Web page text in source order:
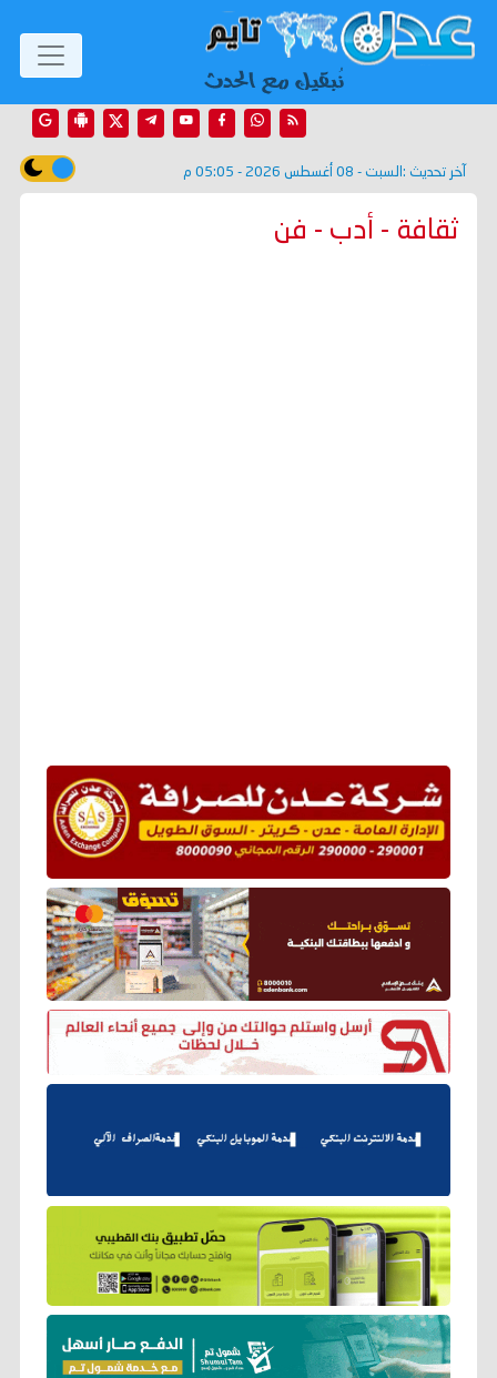
آخر تحديث : السبت - 08 أغسطس 2026 - 05:05 م
ثقافة - أدب - فن